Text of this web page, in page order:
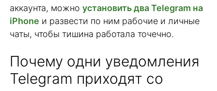
аккаунта, можно установить два Telegram на
iPhone и развести по ним рабочие и личные
чаты, чтобы тишина работала точечно.
Почему одни уведомления
Telegram приходят со